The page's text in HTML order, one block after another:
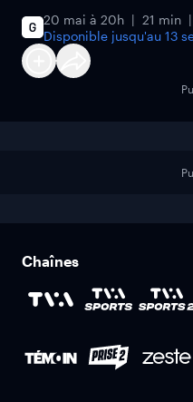
20 mai à 20h 21 min
Disponible jusqu'au 13
Chaînes